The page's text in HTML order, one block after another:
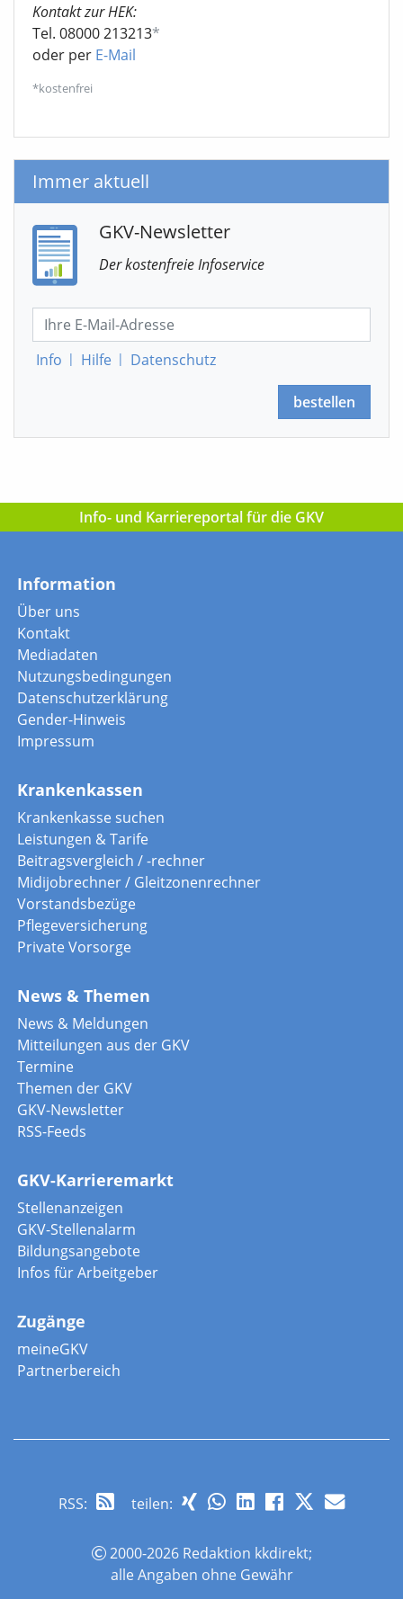
Kontakt zur HEK:
Tel. 08000 213213*
oder per E-Mail
*kostenfrei
Immer aktuell
GKV-Newsletter
Der kostenfreie Infoservice
Info | Hilfe | Datenschutz
bestellen
Info- und Karriereportal für die GKV
Information
Über uns
Kontakt
Mediadaten
Nutzungsbedingungen
Datenschutzerklärung
Gender-Hinweis
Impressum
Krankenkassen
Krankenkasse suchen
Leistungen & Tarife
Beitragsvergleich / -rechner
Midijobrechner / Gleitzonenrechner
Vorstandsbezüge
Pflegeversicherung
Private Vorsorge
News & Themen
News & Meldungen
Mitteilungen aus der GKV
Termine
Themen der GKV
GKV-Newsletter
RSS-Feeds
GKV-Karrieremarkt
Stellenanzeigen
GKV-Stellenalarm
Bildungsangebote
Infos für Arbeitgeber
Zugänge
meineGKV
Partnerbereich
RSS: teilen:
2000-2026 Redaktion kkdirekt;
alle Angaben ohne Gewähr